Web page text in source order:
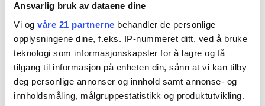
Ansvarlig bruk av dataene dine
Vi og våre 21 partnerne behandler de personlige
opplysningene dine, f.eks. IP-nummeret ditt, ved å bruke
teknologi som informasjonskapsler for å lagre og få
tilgang til informasjon på enheten din, sånn at vi kan tilby
deg personlige annonser og innhold samt annonse- og
innholdsmåling, målgruppestatistikk og produktutvikling.
barnearbeid og finansiere velferden for alle, sier
Sundnes.
LO har en rammeavtale med Norad som omfatter 16
ulike land, og 20 ulike partnerprosjekter, som jobber
for trygge fagforeninger og heve både
arbeidsstandarder og lønninger. LO får vel 20 millioner